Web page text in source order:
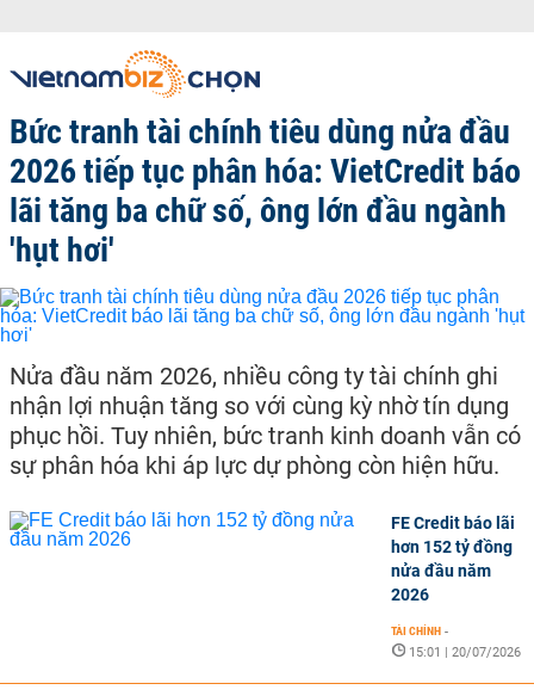
Bức tranh tài chính tiêu dùng nửa đầu
2026 tiếp tục phân hóa: VietCredit báo
lãi tăng ba chữ số, ông lớn đầu ngành
'hụt hơi'
Nửa đầu năm 2026, nhiều công ty tài chính ghi
nhận lợi nhuận tăng so với cùng kỳ nhờ tín dụng
phục hồi. Tuy nhiên, bức tranh kinh doanh vẫn có
sự phân hóa khi áp lực dự phòng còn hiện hữu.
FE Credit báo lãi
hơn 152 tỷ đồng
nửa đầu năm
2026
TÀI CHÍNH -
15:01 | 20/07/2026